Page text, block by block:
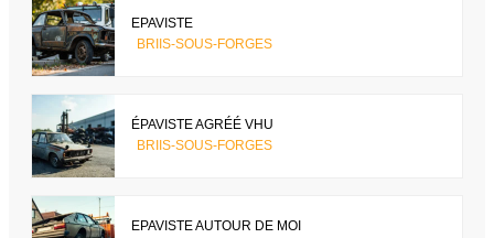
EPAVISTE
BRIIS-SOUS-FORGES
ÉPAVISTE AGRÉÉ VHU
BRIIS-SOUS-FORGES
EPAVISTE AUTOUR DE MOI